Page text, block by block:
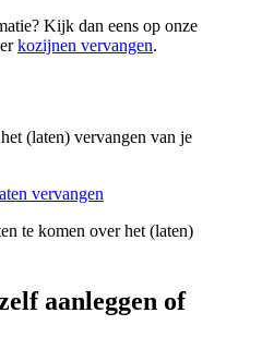
Kijk dan eens op onze
kozijnen vervangen.
(laten) vervangen van je
vervangen
te komen over het (laten)
aanleggen of